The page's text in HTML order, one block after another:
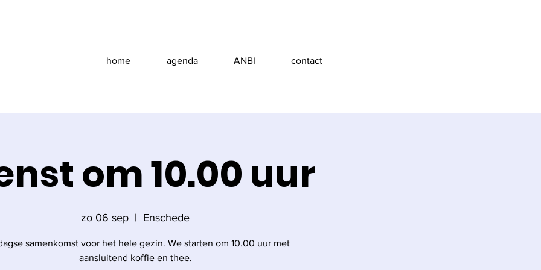
home agenda ANBI contact
om 10.00 uur
zo 06 sep
  |
Enschede
samenkomst voor het hele gezin. We starten om 10.00 uur met
aansluitend koffie en thee.